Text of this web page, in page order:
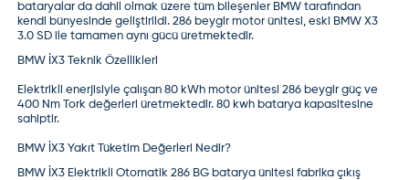
bataryalar da dahil olmak üzere tüm bileşenler BMW tarafından
kendi bünyesinde geliştirildi. 286 beygir motor ünitesi, eski BMW X3
3.0 SD ile tamamen aynı gücü üretmektedir.
BMW İX3 Teknik Özellikleri
Elektrikli enerjisiyle çalışan 80 kWh motor ünitesi 286 beygir güç ve
400 Nm Tork değerleri üretmektedir. 80 kwh batarya kapasitesine
sahiptir.
BMW İX3 Yakıt Tüketim Değerleri Nedir?
BMW İX3 Elektrikli Otomatik 286 BG batarya ünitesi fabrika çıkış